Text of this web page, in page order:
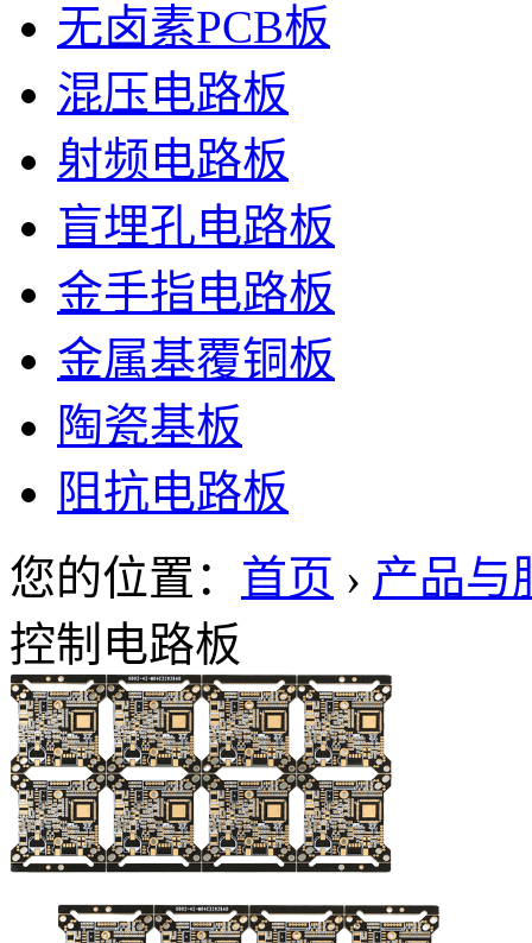
无卤素PCB板
混压电路板
射频电路板
盲埋孔电路板
金手指电路板
金属基覆铜板
陶瓷基板
阻抗电路板
您的位置： 首页 › 产品与
控制电路板